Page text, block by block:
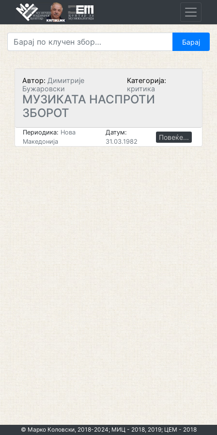
Автор: Димитрије
Бужаровски
Категорија:
критика
МУЗИКАТА НАСПРОТИ
ЗБОРОТ
Периодика: Нова
Македонија
Датум:
31.03.1982
Повеќе...
© Марко Коловски, 2018-2024; МИЦ - 2018, 2019; ЦЕМ - 2018